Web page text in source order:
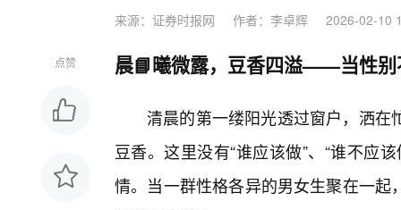
来源：证券时报网 作者：李卓辉 2026-02-10
点赞 晨📘曦微露，豆香四溢——当性别
清晨的第一缕阳光透过窗户，洒在
豆香。这里没有“谁应该做”、“谁不应
情。当一群性格各异的男女生聚在一